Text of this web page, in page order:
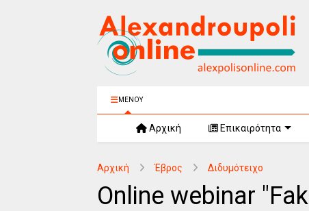
ΜΕΝΟΥ
Αρχική Επικαιρότητα
Αρχική Έβρος Διδυμότειχο
Online webinar